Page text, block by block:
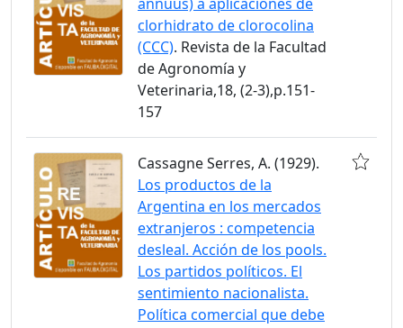
clorhidrato de clorocolina
(CCC). Revista de la Facultad
de Agronomía y
Veterinaria,18, (2-3),p.151-
157
Cassagne Serres, A. (1929).
Los productos de la
Argentina en los mercados
extranjeros : competencia
desleal. Acción de los pools.
Los partidos políticos. El
sentimiento nacionalista.
Política comercial que debe